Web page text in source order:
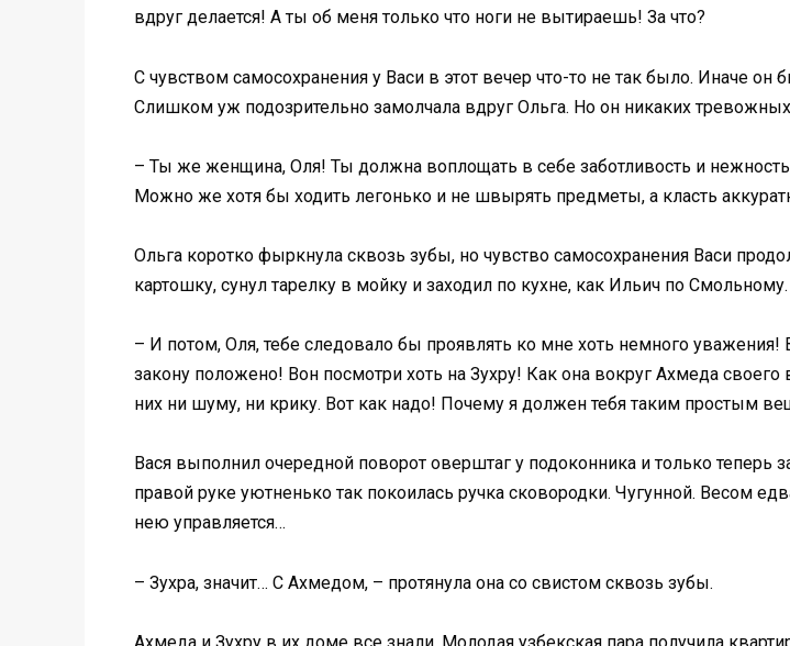
вдруг делается! А ты об меня только что ноги не вытираешь! За что?
С чувством самосохранения у Васи в этот вечер что-то не так было. Иначе
Слишком уж подозрительно замолчала вдруг Ольга. Но он никаких
– Ты же женщина, Оля! Ты должна воплощать в себе заботливость и
Можно же хотя бы ходить легонько и не швырять предметы, а класть
Ольга коротко фыркнула сквозь зубы, но чувство самосохранения Васи
картошку, сунул тарелку в мойку и заходил по кухне, как Ильич по Смольному.
– И потом, Оля, тебе следовало бы проявлять ко мне хоть немного
закону положено! Вон посмотри хоть на Зухру! Как она вокруг Ахмеда
них ни шуму, ни крику. Вот как надо! Почему я должен тебя таким простым
Вася выполнил очередной поворот оверштаг у подоконника и только
правой руке уютненько так покоилась ручка сковородки. Чугунной. Весом
нею управляется…
– Зухра, значит… С Ахмедом, – протянула она со свистом сквозь зубы.